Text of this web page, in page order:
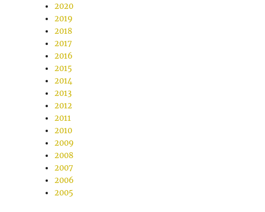
2020
2019
2018
2017
2016
2015
2014
2013
2012
2011
2010
2009
2008
2007
2006
2005